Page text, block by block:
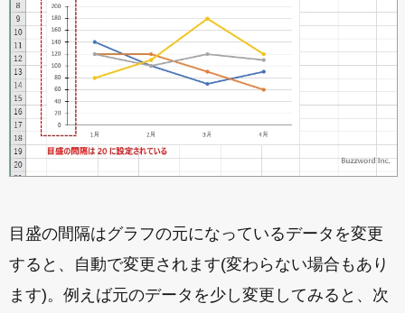
目盛の間隔はグラフの元になっているデータを変更
すると、自動で変更されます(変わらない場合もあり
ます)。例えば元のデータを少し変更してみると、次